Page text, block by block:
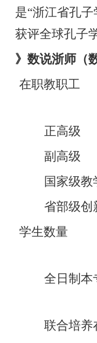
是“浙江省孔
获评全球孔子
》 数说浙师（
在职教职工
正高级
副高级
国家级教
省部级创
学生数量
全日制本
联合培养